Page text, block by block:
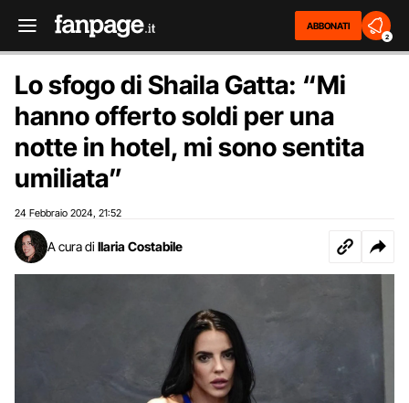
ABBONATI
2
Lo sfogo di Shaila Gatta: “Mi
hanno offerto soldi per una
notte in hotel, mi sono sentita
umiliata”
24 Febbraio 2024 21:52
A cura di Ilaria Costabile